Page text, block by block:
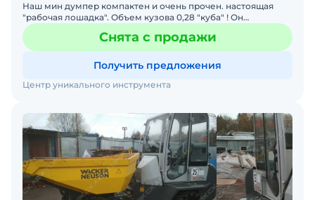
Наш мин думпер компактен и очень прочен. настоящая
"рабочая лошадка". Объем кузова 0,28 "куба" ! Он
достаточно прост в управлении. Имеет ключ "зажигания"
как у
Снята с продажи
Получить предложения
Центр уникального инструмента